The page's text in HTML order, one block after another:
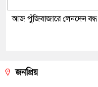
আজ পুঁজিবাজারে লেনদেন বন্ধ
জনপ্রিয়